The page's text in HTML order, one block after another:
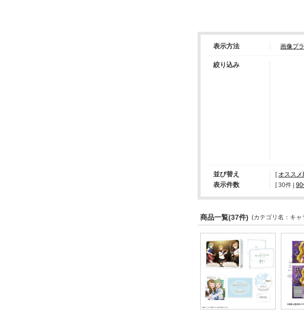
表示方法 画像プ
絞り込み
並び替え [ オススメ
表示件数 [ 30件 90
商品一覧(37件) (カテゴリ名：キャ